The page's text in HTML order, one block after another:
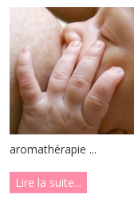
aromathérapie ...
Lire la suite...